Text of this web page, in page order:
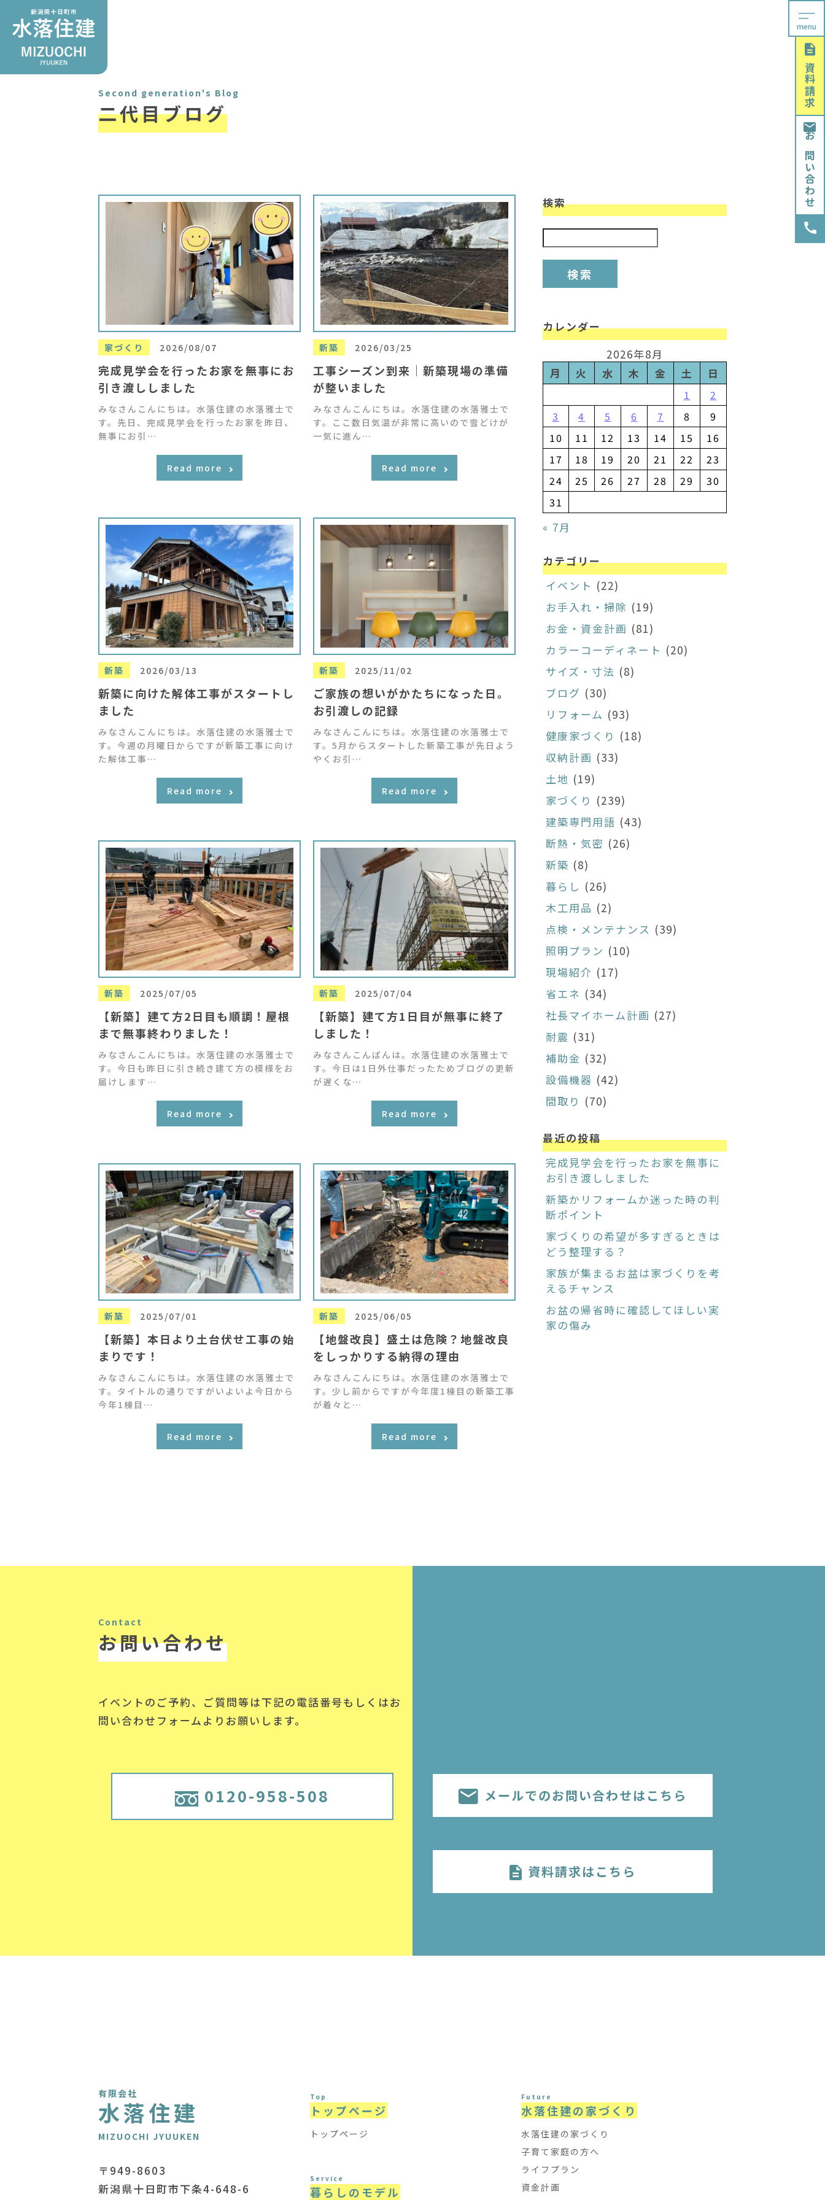
menu
資料請求
お問い合わせ
Second generation's Blog
二代目ブログ
家づくり 2026/08/07
完成見学会を行ったお家を無事にお
引き渡ししました
みなさんこんにちは。水落住建の水落雅士で
す。先日、完成見学会を行ったお家を昨日、
無事にお引…
Read more
新築 2026/03/25
工事シーズン到来｜新築現場の準備
が整いました
みなさんこんにちは。水落住建の水落雅士で
す。ここ数日気温が非常に高いので雪どけが
一気に進ん…
Read more
新築 2026/03/13
新築に向けた解体工事がスタートし
ました
みなさんこんにちは。水落住建の水落雅士で
す。今週の月曜日からですが新築工事に向け
た解体工事…
Read more
新築 2025/11/02
ご家族の想いがかたちになった日。
お引渡しの記録
みなさんこんにちは。水落住建の水落雅士で
す。5月からスタートした新築工事が先日よう
やくお引…
Read more
新築 2025/07/05
【新築】建て方2日目も順調！屋根
まで無事終わりました！
みなさんこんにちは。水落住建の水落雅士で
す。今日も昨日に引き続き建て方の模様をお
届けします…
Read more
新築 2025/07/04
【新築】建て方1日目が無事に終了
しました！
みなさんこんばんは。水落住建の水落雅士で
す。今日は1日外仕事だったためブログの更新
が遅くな…
Read more
新築 2025/07/01
【新築】本日より土台伏せ工事の始
まりです！
みなさんこんにちは。水落住建の水落雅士で
す。タイトルの通りですがいよいよ今日から
今年1棟目…
Read more
新築 2025/06/05
【地盤改良】盛土は危険？地盤改良
をしっかりする納得の理由
みなさんこんにちは。水落住建の水落雅士で
す。少し前からですが今年度1棟目の新築工事
が着々と…
Read more
検索
カレンダー
2026年8月
月
火 水 木 金 土 日
1
2
3
4 5 6 7 8
9
10
11 12 13 14 15
16
17
18 19 20 21 22
23
24
25 26 27 28 29
30
31
« 7月
カテゴリー
イベント (22)
お手入れ・掃除 (19)
お金・資金計画 (81)
カラーコーディネート (20)
サイズ・寸法 (8)
ブログ (30)
リフォーム (93)
健康家づくり (18)
収納計画 (33)
土地 (19)
家づくり (239)
建築専門用語 (43)
断熱・気密 (26)
新築 (8)
暮らし (26)
木工用品 (2)
点検・メンテナンス (39)
照明プラン (10)
現場紹介 (17)
省エネ (34)
社長マイホーム計画 (27)
耐震 (31)
補助金 (32)
設備機器 (42)
間取り (70)
最近の投稿
完成見学会を行ったお家を無事に
お引き渡ししました
新築かリフォームか迷った時の判
断ポイント
家づくりの希望が多すぎるときは
どう整理する？
家族が集まるお盆は家づくりを考
えるチャンス
お盆の帰省時に確認してほしい実
家の傷み
Contact
お問い合わせ
イベントのご予約、ご質問等は下記の電話番号もしくはお
問い合わせフォームよりお願いします。
0120-958-508 メールでのお問い合わせはこちら
資料請求はこちら
有限会社
水落住建
MIZUOCHI JYUUKEN
〒949-8603
新潟県十日町市下条4-648-6
Top
トップページ
トップページ
Service
暮らしのモデル
Future
水落住建の家づくり
水落住建の家づくり
子育て家庭の方へ
ライフプラン
資金計画